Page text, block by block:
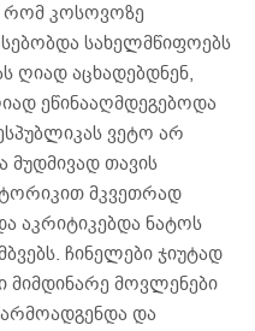
რომ კოსოვოზე
სახელმწიფოებს
ღიად აცხადებდნენ,
ეწინააღმდეგებოდა
ვეტო არ
თავის
მკვეთრად
აკრიტიკებდა ნატოს
ჩინელები ჯიუტად
მოვლენები
და